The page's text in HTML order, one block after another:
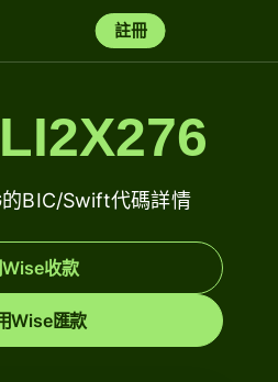
註冊
的BIC/Swift代碼詳情
Wise收款
Wise匯款